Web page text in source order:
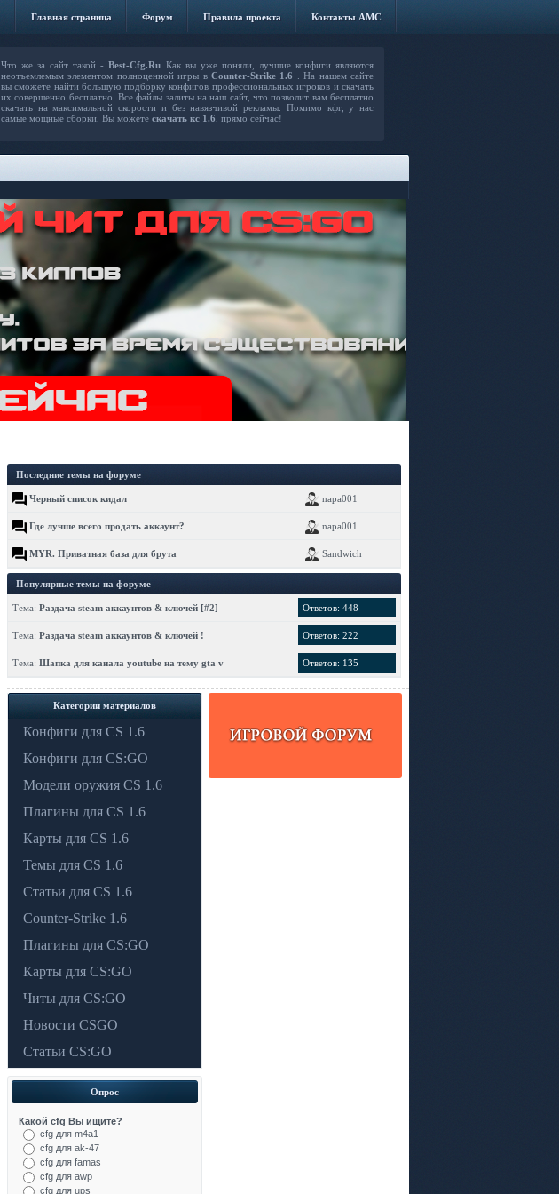
Главная страница Форум Правила проекта Контакты AMC
Что же за сайт такой -Best-Cfg.Ru Как вы уже поняли, лучшие конфиги являются
неотъемлемым элементом полноценной игры в Counter-Strike 1.6
. На нашем сайте
вы сможете найти большую подборку конфигов профессиональных игроков и скачать
их совершенно бесплатно. Все файлы залиты на наш сайт, что позволит вам бесплатно
скачать на максимальной скорости и без навязчивой рекламы. Помимо кфг, у нас
самые мощные сборки, Вы можете скачать кс 1.6 , прямо сейчас!
Последние темы на форуме
Черный список кидал napa001
Где лучше всего продать аккаунт? napa001
MYR. Приватная база для брута Sandwich
Популярные темы на форуме
Тема: Раздача steam аккаунтов & ключей [#2] Ответов: 448
Тема: Раздача steam аккаунтов & ключей ! Ответов: 222
Тема: Шапка для канала youtube на тему gta v Ответов: 135
Категории материалов
Конфиги для CS 1.6
Конфиги для CS:GO
Модели оружия CS 1.6
Плагины для CS 1.6
Карты для CS 1.6
Темы для CS 1.6
Статьи для CS 1.6
Counter-Strike​ 1.6
Плагины для CS:GO
Карты для CS:GO
Читы для CS:GO
Новости CSGO
Cтатьи CS:GO
Опрос
Какой cfg Вы ищите?
cfg для m4a1
cfg для ak-47
cfg для famas
cfg для awp
cfg для ups